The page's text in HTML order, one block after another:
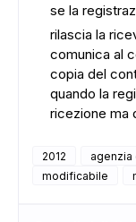
se la
rilascia la
comunica al
copia del
quando la
ricezione ma
2012 agenzia
modificabile